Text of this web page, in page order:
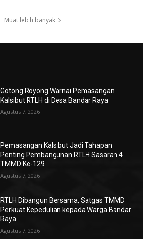
Muat lebih banyak
Gotong Royong Warnai Pemasangan
Kalsibut RTLH di Desa Bandar Raya
Agustus 7, 2026
Pemasangan Kalsibut Jadi Tahapan
Penting Pembangunan RTLH Sasaran 4
TMMD Ke-129
Agustus 7, 2026
RTLH Dibangun Bersama, Satgas TMMD
Perkuat Kepedulian kepada Warga Bandar
Raya
Agustus 7, 2026